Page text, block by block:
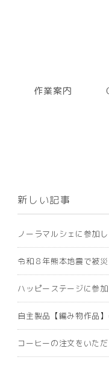
作業案内
新しい記事
ノーラマルシェに参加
令和８年熊本地震で被
ハッピーステージに参
自主製品【編み物作品
コーヒーの注文をいた